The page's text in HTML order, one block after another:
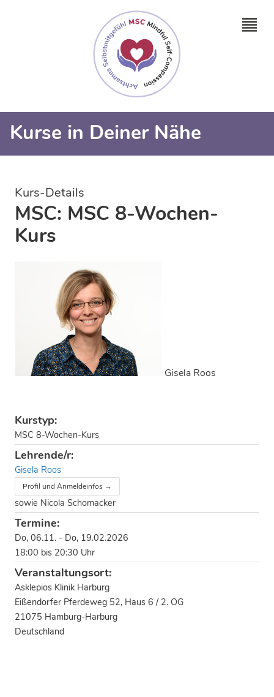
Kurse in Deiner Nähe
Kurs-Details
MSC: MSC 8-Wochen-
Kurs
Gisela Roos
Kurstyp:
MSC 8-Wochen-Kurs
Lehrende/r:
Gisela Roos
Profil und Anmeldeinfos →
sowie Nicola Schomacker
Termine:
Do, 06.11. - Do, 19.02.2026
18:00 bis 20:30 Uhr
Veranstaltungsort:
Asklepios Klinik Harburg
Eißendorfer Pferdeweg 52, Haus 6 / 2. OG
21075 Hamburg-Harburg
Deutschland